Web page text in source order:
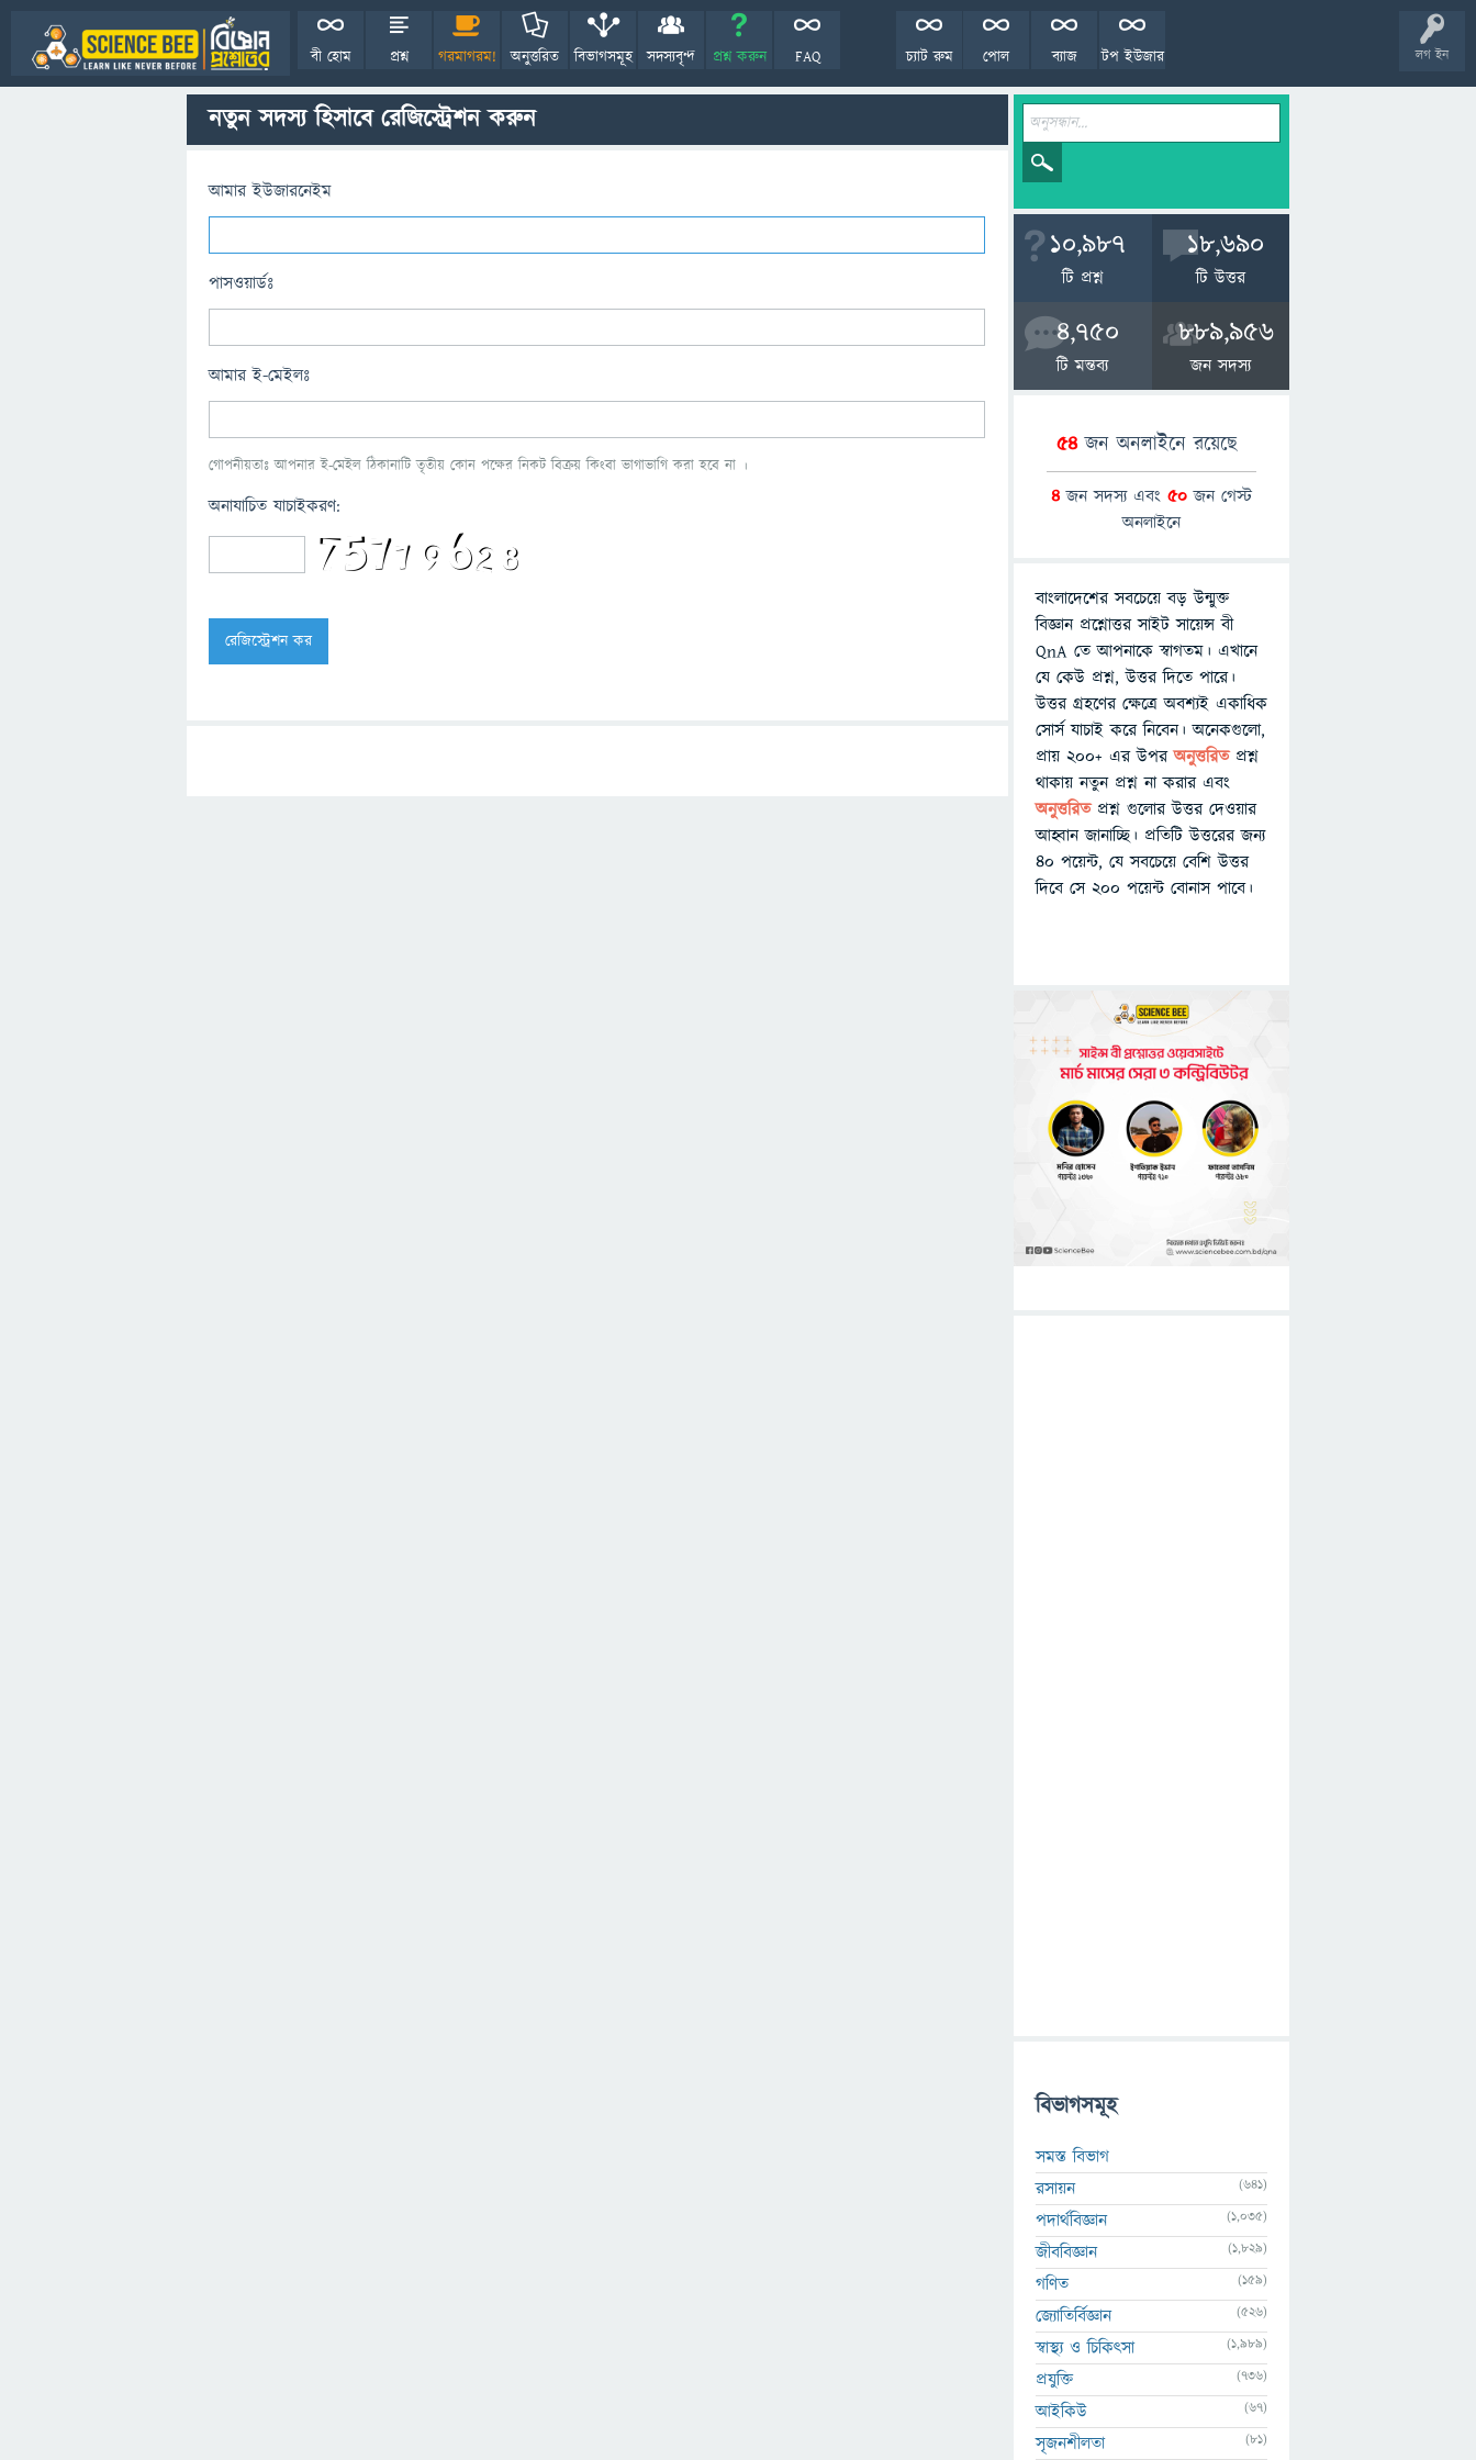
লগ ইন
বী হোম প্রশ্ন গরমাগরম! অনুত্তরিত বিভাগসমূহ সদস্যবৃন্দ প্রশ্ন করুন FAQ টপ ইউজার
ব্যাজ
পোল
চ্যাট রুম
নতুন সদস্য হিসাবে রেজিস্ট্রেশন করুন
আমার ইউজারনেইম
পাসওয়ার্ডঃ
আমার ই-মেইলঃ
গোপনীয়তাঃ আপনার ই-মেইল ঠিকানাটি তৃতীয় কোন পক্ষের নিকট বিক্রয় কিংবা ভাগাভাগি করা হবে না ।
অনাযাচিত যাচাইকরণ:
10,987
টি প্রশ্ন
18,690
টি উত্তর
4,750
টি মন্তব্য
889,956
জন সদস্য
54জন অনলাইনে রয়েছে
4 জন সদস্য এবং 50 জন গেস্ট
অনলাইনে
বাংলাদেশের সবচেয়ে বড় উন্মুক্ত
বিজ্ঞান প্রশ্নোত্তর সাইট সায়েন্স বী
QnA তে আপনাকে স্বাগতম। এখানে
যে কেউ প্রশ্ন, উত্তর দিতে পারে।
উত্তর গ্রহণের ক্ষেত্রে অবশ্যই একাধিক
সোর্স যাচাই করে নিবেন। অনেকগুলো,
প্রায় ২০০+ এর উপরঅনুত্তরিতপ্রশ্ন
থাকায় নতুন প্রশ্ন না করার এবং
অনুত্তরিত প্রশ্ন গুলোর উত্তর দেওয়ার
আহ্বান জানাচ্ছি। প্রতিটি উত্তরের জন্য
৪০ পয়েন্ট, যে সবচেয়ে বেশি উত্তর
দিবে সে ২০০ পয়েন্ট বোনাস পাবে।
বিভাগসমূহ
সমস্ত বিভাগ
রসায়ন
(641)
পদার্থবিজ্ঞান (1,035)
জীববিজ্ঞান (1,829)
গণিত (159)
জ্যোতির্বিজ্ঞান (526)
স্বাস্থ্য ও চিকিৎসা (1,989)
প্রযুক্তি (736)
আইকিউ (67)
সৃজনশীলতা (81)